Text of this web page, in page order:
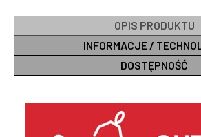
OPIS PRODUKTU
INFORMACJE /
DOSTĘPNOŚĆ